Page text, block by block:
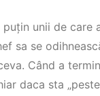
unii de care
sa se
Când a
daca sta